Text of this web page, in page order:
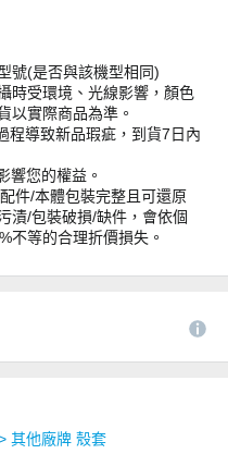
號(是否與該機型相同)
時受環境、光線影響，顏色
以實際商品為準。
程導致新品瑕疵，到貨7日內
響您的權益。
件/本體包裝完整且可還原
漬/包裝破損/缺件，會依個
不等的合理折價損失。
其他廠牌 殼套